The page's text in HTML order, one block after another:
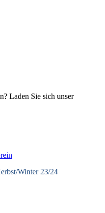
Laden Sie sich unser
Winter 23/24